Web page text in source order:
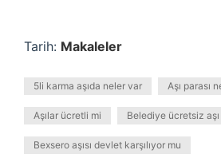
Tarih: Makaleler
5li karma aşıda neler var Aşı parası
Aşılar ücretli mi Belediye ücretsiz aşı
Bexsero aşısı devlet karşılıyor mu